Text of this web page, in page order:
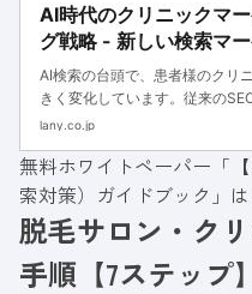
AI時代のクリニックマ
グ戦略 - 新しい検索マ
グの勝ち筋とは？
AI検索の台頭で、患者様のクリ
きく変化しています。従来の
だけでは集患は難しくなる時代
最新マーケティング戦略を解説
lany.co.jp
無料ホワイトペーパー「
索対策）ガイドブック」
脱毛サロン・ク
手順【7ステップ】